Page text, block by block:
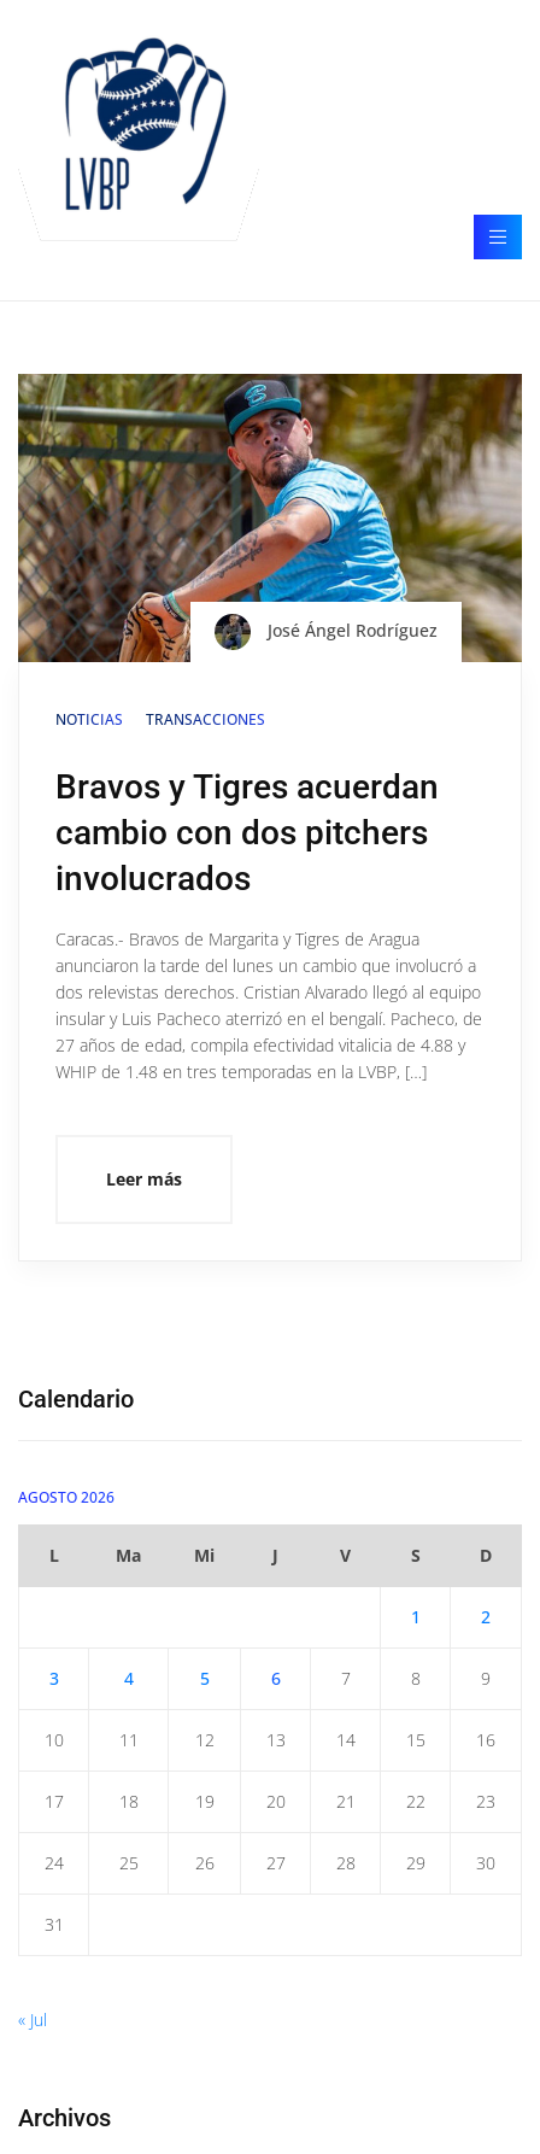
José Ángel Rodríguez
NOTICIAS TRANSACCIONES
Bravos y Tigres acuerdan
cambio con dos pitchers
involucrados
Caracas.- Bravos de Margarita y Tigres de Aragua
anunciaron la tarde del lunes un cambio que involucró a
dos relevistas derechos. Cristian Alvarado llegó al equipo
insular y Luis Pacheco aterrizó en el bengalí. Pacheco, de
27 años de edad, compila efectividad vitalicia de 4.88 y
WHIP de 1.48 en tres temporadas en la LVBP, […]
Leer más
Calendario
AGOSTO 2026
L Ma Mi J V S D
1 2
3 4 5 6 7 8 9
10 11 12 13 14 15 16
17 18 19 20 21 22 23
24 25 26 27 28 29 30
31
« Jul
Archivos